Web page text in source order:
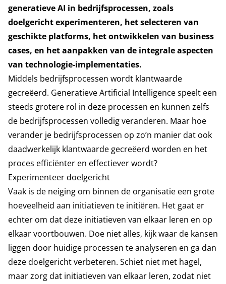
generatieve AI in bedrijfsprocessen, zoals
doelgericht experimenteren, het selecteren van
geschikte platforms, het ontwikkelen van business
cases, en het aanpakken van de integrale aspecten
van technologie-implementaties.
Middels bedrijfsprocessen wordt klantwaarde
gecreëerd. Generatieve Artificial Intelligence speelt een
steeds grotere rol in deze processen en kunnen zelfs
de bedrijfsprocessen volledig veranderen. Maar hoe
verander je bedrijfsprocessen op zo’n manier dat ook
daadwerkelijk klantwaarde gecreëerd worden en het
proces efficiënter en effectiever wordt?
Experimenteer doelgericht
Vaak is de neiging om binnen de organisatie een grote
hoeveelheid aan initiatieven te initiëren. Het gaat er
echter om dat deze initiatieven van elkaar leren en op
elkaar voortbouwen. Doe niet alles, kijk waar de kansen
liggen door huidige processen te analyseren en ga dan
deze doelgericht verbeteren. Schiet niet met hagel,
maar zorg dat initiatieven van elkaar leren, zodat niet